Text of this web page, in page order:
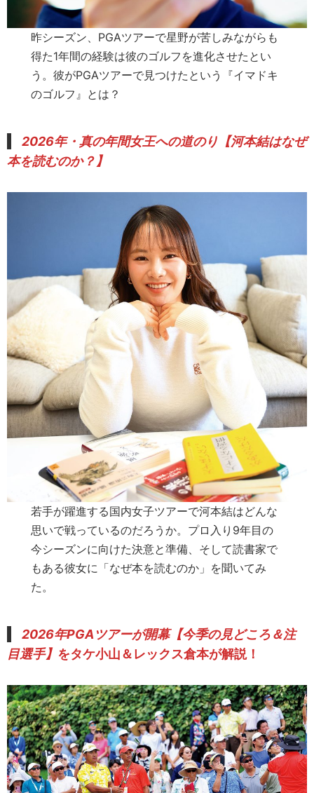
昨シーズン、PGAツアーで星野が苦しみながらも
得た1年間の経験は彼のゴルフを進化させたとい
う。彼がPGAツアーで見つけたという『イマドキ
のゴルフ』とは？
2026年・真の年間女王への道のり【河本結はなぜ
本を読むのか？】
若手が躍進する国内女子ツアーで河本結はどんな
思いで戦っているのだろうか。プロ入り9年目の
今シーズンに向けた決意と準備、そして読書家で
もある彼女に「なぜ本を読むのか」を聞いてみ
た。
2026年PGAツアーが開幕【今季の見どころ＆注
目選手】 をタケ小山＆レックス倉本が解説！